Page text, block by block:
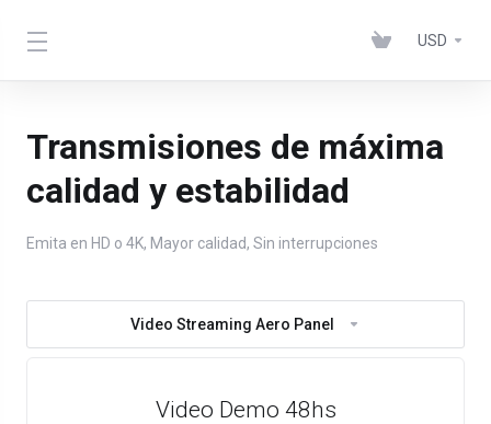
USD
Transmisiones de máxima
calidad y estabilidad
Emita en HD o 4K, Mayor calidad, Sin interrupciones
Video Streaming Aero Panel
Video Demo 48hs